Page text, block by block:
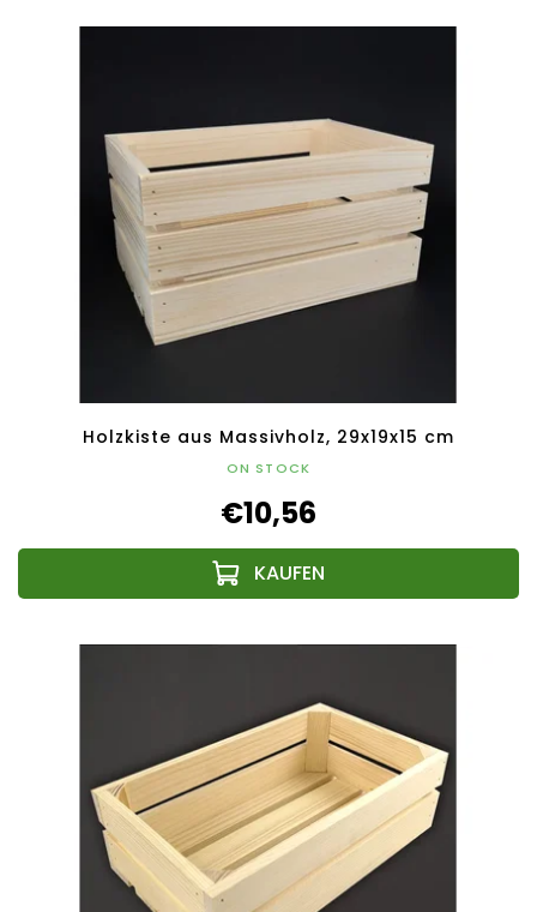
Holzkiste aus Massivholz, 29x19x15 cm
ON STOCK
€10,56